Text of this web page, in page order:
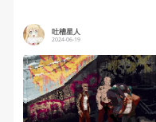
吐槽星人
2024-06-19